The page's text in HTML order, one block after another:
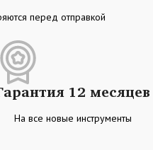
перед отправкой
12 месяцев
На все новые инструменты